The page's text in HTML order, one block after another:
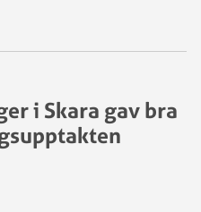
i Skara gav bra